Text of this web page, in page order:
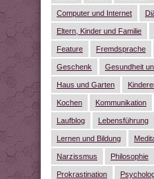
Computer und Internet
Eltern, Kinder und Familie
Feature Fremdsprache
Geschenk Gesundheit
Haus und Garten
Kochen Kommunikation
Laufblog Lebensführung
Lernen und Bildung
Narzissmus Philosophie
Prokrastination